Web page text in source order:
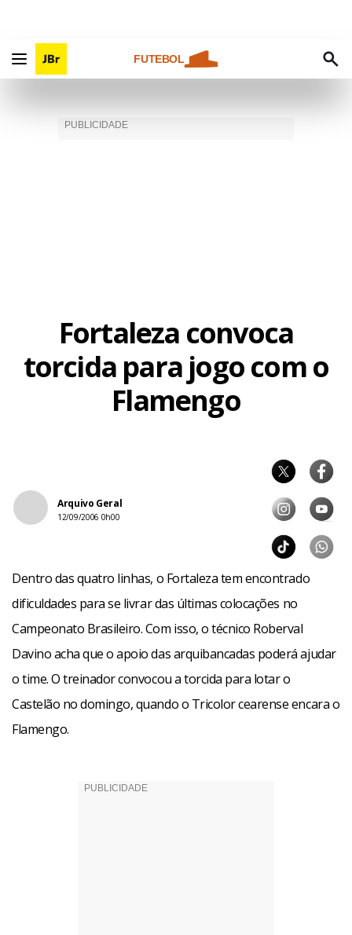
FUTEBOL
Fortaleza convoca
torcida para jogo com o
Flamengo
Arquivo Geral
12/09/2006 0h00
Dentro das quatro linhas, o Fortaleza tem encontrado
dificuldades para se livrar das últimas colocações no
Campeonato Brasileiro. Com isso, o técnico Roberval
Davino acha que o apoio das arquibancadas poderá ajudar
o time. O treinador convocou a torcida para lotar o
Castelão no domingo, quando o Tricolor cearense encara o
Flamengo.